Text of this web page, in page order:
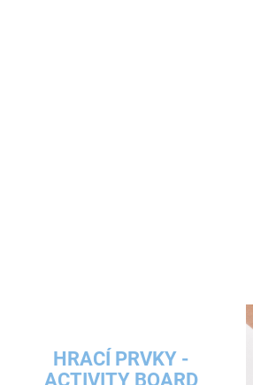
HRACÍ PRVKY -
ACTIVITY BOARD